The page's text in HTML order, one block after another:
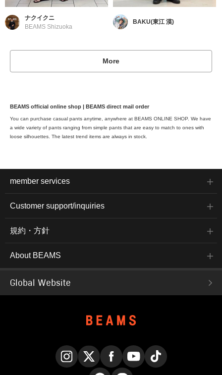
ナクイクニ
BEAMS Shizuoka
BAKU(東江 漠)
More
BEAMS official online shop | BEAMS direct mail order
You can purchase casual pants anytime, anywhere at BEAMS ONLINE SHOP. We have
a wide variety of pants ranging from simple pants that are easy to match to ones with
loose silhouettes. The latest trend items are always in stock.
member services
Customer support/inquiries
規約・方針
About BEAMS
Global Website